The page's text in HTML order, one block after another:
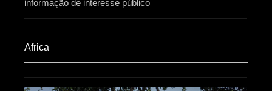
informação de interesse público
Africa​